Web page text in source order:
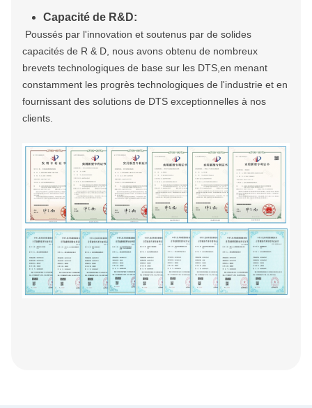
Capacité de R&D:
Poussés par l'innovation et soutenus par de solides
capacités de R & D, nous avons obtenu de nombreux
brevets technologiques de base sur les DTS,en menant
constamment les progrès technologiques de l'industrie et en
fournissant des solutions de DTS exceptionnelles à nos
clients.